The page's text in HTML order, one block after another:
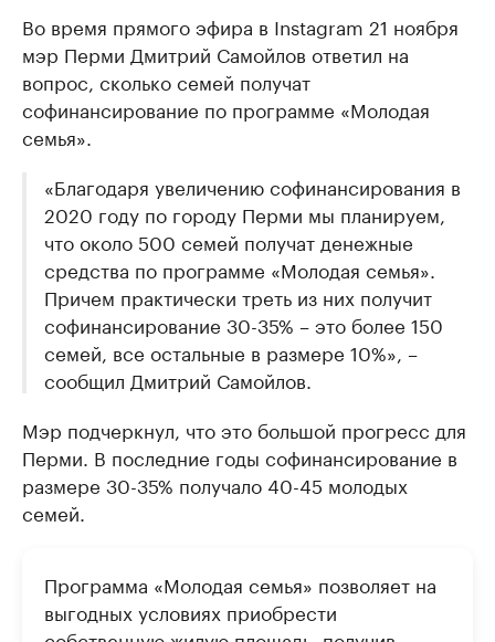
Во время прямого эфира в Instagram 21 ноября
мэр Перми Дмитрий Самойлов ответил на
вопрос, сколько семей получат
софинансирование по программе «Молодая
семья».
«Благодаря увеличению софинансирования в
2020 году по городу Перми мы планируем,
что около 500 семей получат денежные
средства по программе «Молодая семья».
Причем практически треть из них получит
софинансирование 30-35% – это более 150
семей, все остальные в размере 10%», –
сообщил Дмитрий Самойлов.
Мэр подчеркнул, что это большой прогресс для
Перми. В последние годы софинансирование в
размере 30-35% получало 40-45 молодых
семей.
Программа «Молодая семья» позволяет на
выгодных условиях приобрести